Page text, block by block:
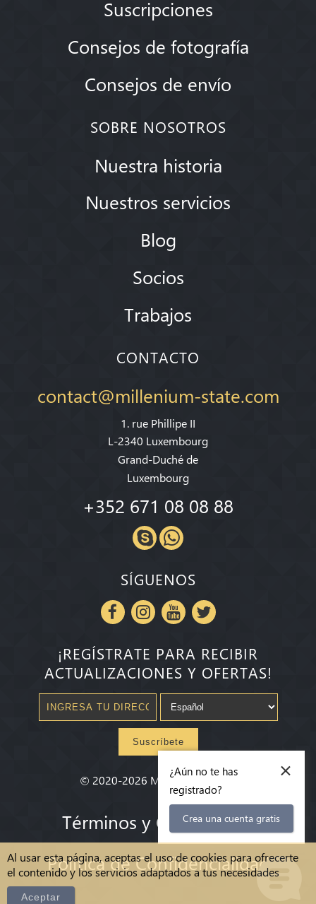
Al usar esta página, aceptas el uso de cookies para ofrecerte
el contenido y los servicios adaptados a tus necesidades
Aceptar
Suscripciones
Consejos de fotografía
Consejos de envío
SOBRE NOSOTROS
Nuestra historia
Nuestros servicios
Blog
Socios
Trabajos
CONTACTO
contact@millenium-state.com
1. rue Phillipe II
L-2340 Luxembourg
Grand-Duché de
Luxembourg
+352 671 08 08 88
SÍGUENOS
¡REGÍSTRATE PARA RECIBIR
ACTUALIZACIONES Y OFERTAS!
Suscríbete
© 2020-2026 Millenium State®
Términos y Condiciones
Política de Confidencialidad
×
¿Aún no te has
registrado?
Crea una cuenta gratis